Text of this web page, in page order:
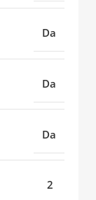
Da
Da
Da
2